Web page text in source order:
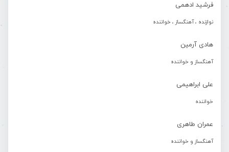
فرشید ادهمی
نوازنده ، آهنگساز ، خواننده
هادی آرمین
آهنگساز و خواننده
علی ابراهیمی
خواننده
عمران طاهری
آهنگساز و خواننده